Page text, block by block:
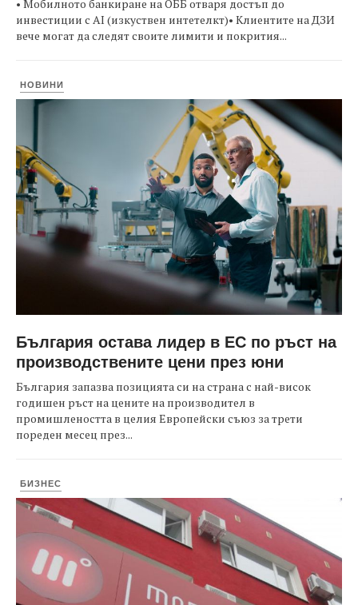
• Мобилното банкиране на ОББ отваря достъп до
инвестиции с AI (изкуствен интетелкт)• Клиентите на ДЗИ
вече могат да следят своите лимити и покрития...
НОВИНИ
България остава лидер в ЕС по ръст на
производствените цени през юни
България запазва позицията си на страна с най-висок
годишен ръст на цените на производител в
промишлеността в целия Европейски съюз за трети
пореден месец през...
БИЗНЕС